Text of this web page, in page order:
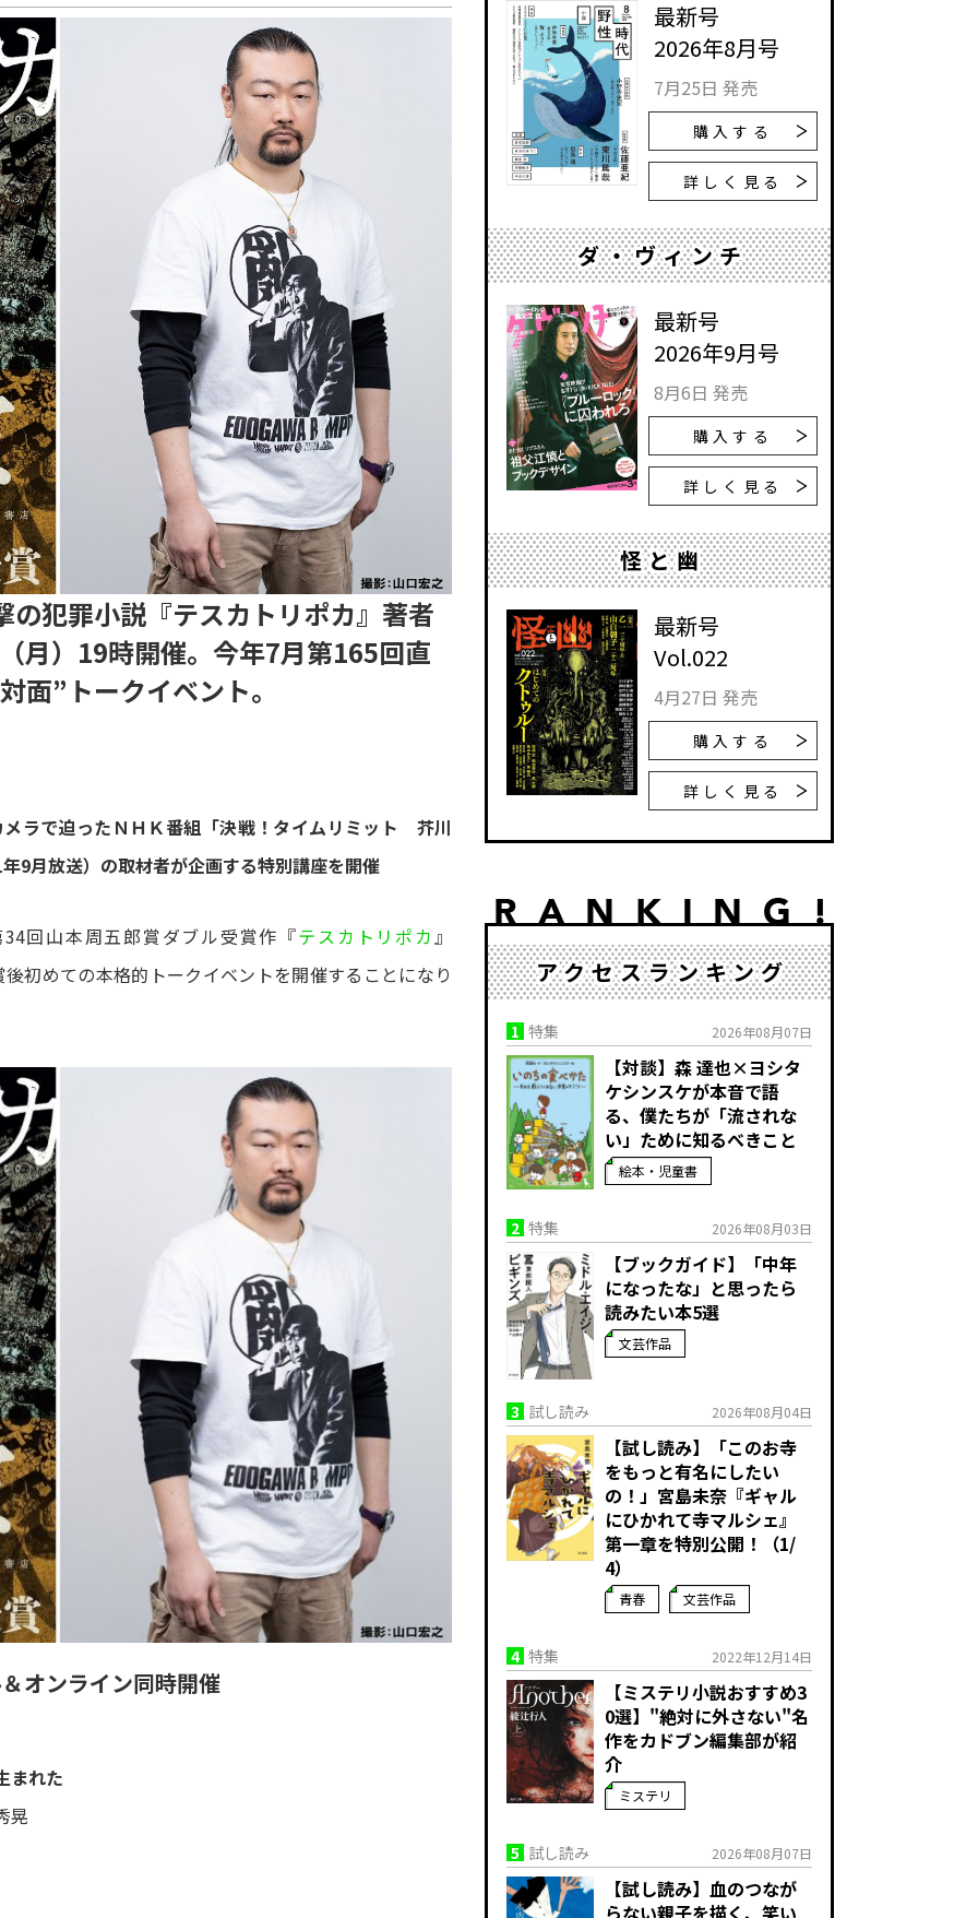
犯罪小説『テスカトリポカ』著者
月）19時開催。今年7月第165回直
面”トークイベント。
ラで迫ったＮＨＫ番組「決戦！タイムリミット 芥川
9月放送）の取材者が企画する特別講座を開催
回山本周五郎賞ダブル受賞作『テスカトリポカ 』
初めての本格的トークイベントを開催することになり
オンライン同時開催
まれた
晃
最新号
2026年8月号
7月25日 発売
購入する
詳しく見る
ダ・ヴィンチ
最新号
2026年9月号
8月6日 発売
購入する
詳しく見る
怪と幽
最新号
Vol.022
4月27日 発売
購入する
詳しく見る
アクセスランキング
1 特集 2026年08月07日
【対談】森 達也×ヨシタ
ケシンスケが本音で語
る、僕たちが「流されな
い」ために知るべきこと
絵本・児童書
2 特集 2026年08月03日
【ブックガイド】「中年
になったな」と思ったら
読みたい本5選
文芸作品
3 試し読み 2026年08月04日
【試し読み】「このお寺
をもっと有名にしたい
の！」宮島未奈『ギャル
にひかれて寺マルシェ』
第一章を特別公開！（1/
4）
青春 文芸作品
4 特集 2022年12月14日
【ミステリ小説おすすめ3
0選】"絶対に外さない"名
作をカドブン編集部が紹
介
ミステリ
5 試し読み 2026年08月07日
【試し読み】血のつなが